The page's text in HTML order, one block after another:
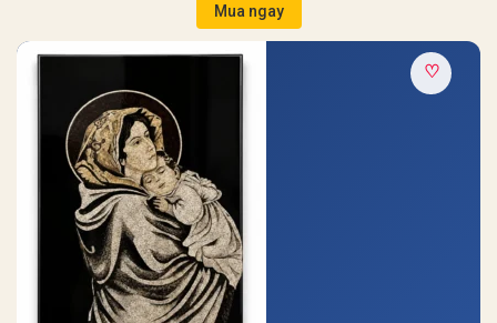
Mua ngay
♡